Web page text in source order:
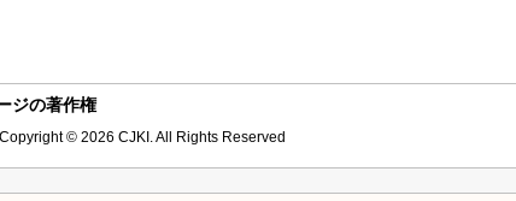
ジの著作権
Copyright © 2026 CJKI. All Rights Reserved